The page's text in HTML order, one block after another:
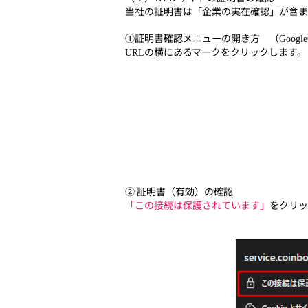
当社の証明書は「企業の実在確認」が含
①証明書確認メニューの開き方 （
URLの横にあるマークをクリックします。
② 証明書（有効）の確認
「この接続は保護されています」 をクリ